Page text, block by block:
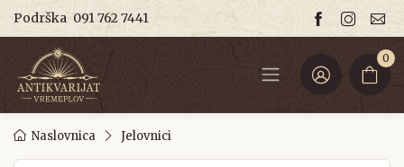
Podrška 091 762 7441
0
Naslovnica Jelovnici